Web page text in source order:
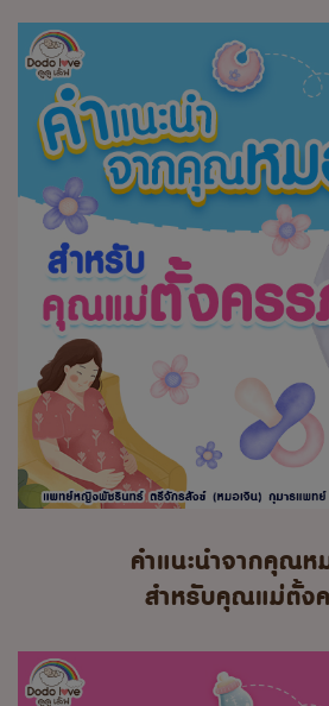
คำแนะนำจากคุณห
สำหรับคุณแม่ตั้ง